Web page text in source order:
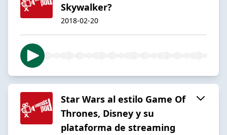
Skywalker?
2018-02-20
Star Wars al estilo Game Of
Thrones, Disney y su
plataforma de streaming